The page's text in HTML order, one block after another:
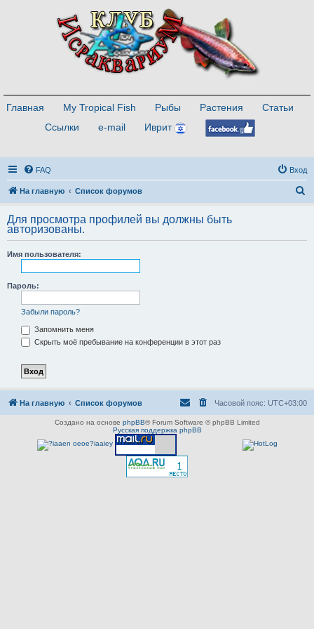
Главная My Tropical Fish Рыбы Растения
Статьи
Ссылки
e-mail Иврит
FAQ Вход
На главную Список форумов
с
Для просмотра профилей вы должны быть
авторизованы.
Имя пользователя:
Пароль:
Забыли пароль?
Запомнить меня
Скрыть моё пребывание на конференции в этот раз
На главную Список форумов Часовой пояс: UTC+03:00
Создано на основе phpBB® Forum Software © phpBB Limited
Русская поддержка phpBB